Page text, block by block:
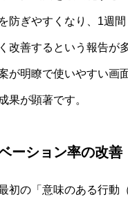
防ぎやすくなり、1週
改善するという報告が
が明瞭で使いやすい画
果が顕著です。
ーション率の改善
初の「意味のある行動